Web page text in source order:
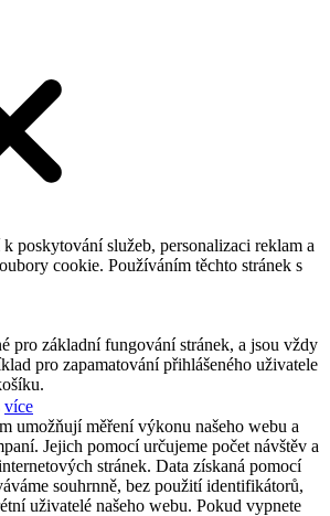
poskytování služeb, personalizaci reklam a
cookie. Používáním těchto stránek s
pro základní fungování stránek, a jsou vždy
pro zapamatování přihlášeného uživatele
více
umožňují měření výkonu našeho webu a
Jejich pomocí určujeme počet návštěv a
stránek. Data získaná pomocí
souhrnně, bez použití identifikátorů,
uživatelé našeho webu. Pokud vypnete